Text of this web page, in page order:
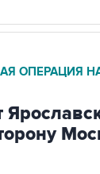
ОПЕРАЦИЯ